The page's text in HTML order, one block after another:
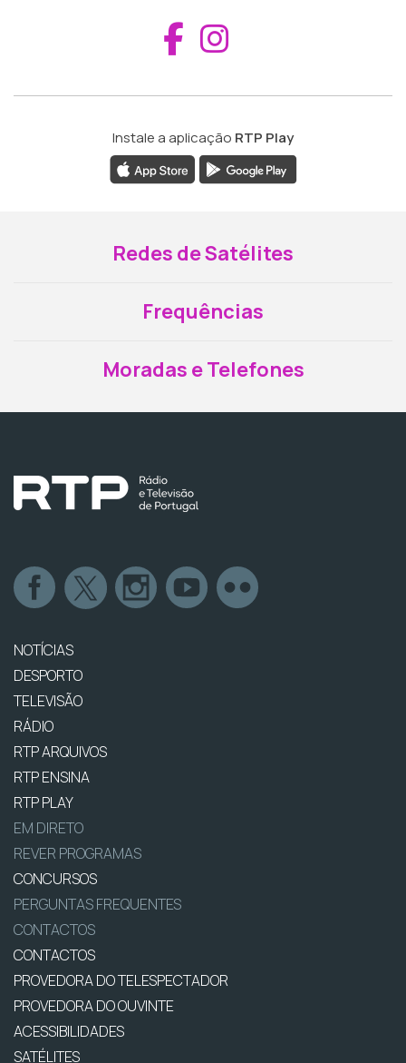
Aceder ao
Instale a aplicação RTP Play
Redes de Satélites
Frequências
Moradas e Telefones
NOTÍCIAS
DESPORTO
TELEVISÃO
RÁDIO
RTP ARQUIVOS
RTP ENSINA
RTP PLAY
EM DIRETO
REVER PROGRAMAS
CONCURSOS
PERGUNTAS FREQUENTES
CONTACTOS
CONTACTOS
PROVEDORA DO TELESPECTADOR
PROVEDORA DO OUVINTE
ACESSIBILIDADES
SATÉLITES